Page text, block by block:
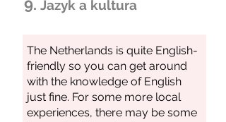
9. Jazyk a kultura